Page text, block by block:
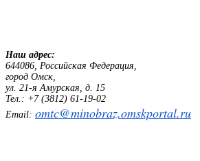
Наш адрес:
644086, Российская Федерация,
город Омск,
ул. 21-я Амурская, д. 15
Тел.: +7 (3812) 61-19-02
Email: omtc@minobraz.omskportal.ru